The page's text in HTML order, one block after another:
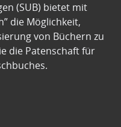
(SUB) bietet mit
die Möglichkeit,
von Büchern zu
die Patenschaft für